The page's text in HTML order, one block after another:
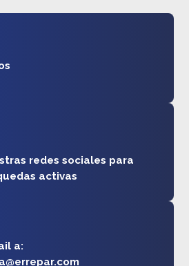
redes sociales para
activas
a: